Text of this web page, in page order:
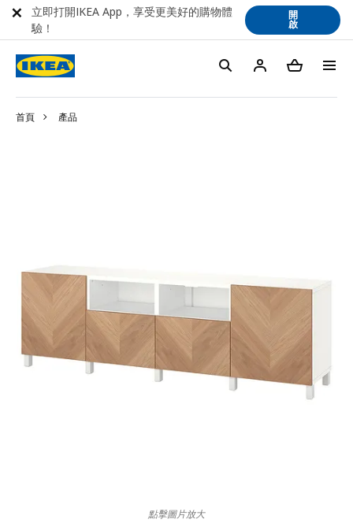
首頁 產品
點擊圖片放大
立即打開IKEA App，享受更美好的購物體
驗！
開
啟